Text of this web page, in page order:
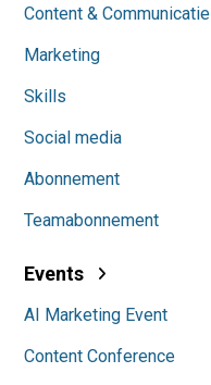
Content & Communicatie
Marketing
Skills
Social media
Abonnement
Teamabonnement
Events
AI Marketing Event
Content Conference